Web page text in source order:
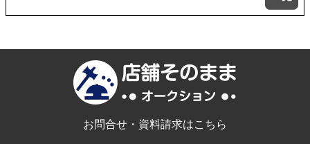
お問合せ・資料請求はこちら